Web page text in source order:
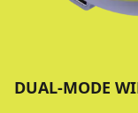
DUAL-MODE